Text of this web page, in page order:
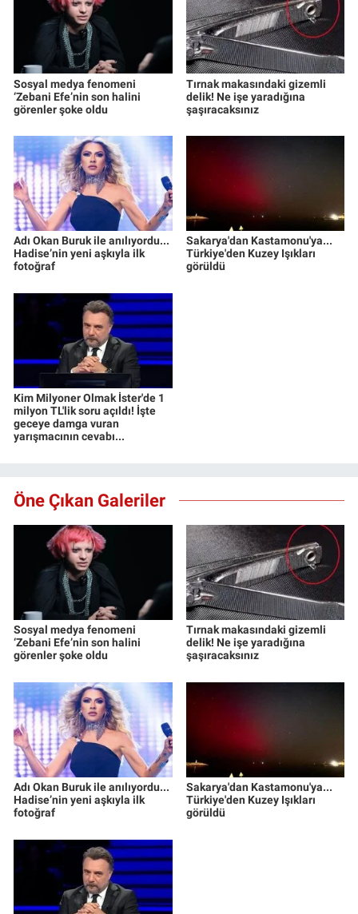
Sosyal medya fenomeni
‘Zebani Efe’nin son halini
görenler şoke oldu
Tırnak makasındaki gizemli
delik! Ne işe yaradığına
şaşıracaksınız
Adı Okan Buruk ile anılıyordu...
Hadise’nin yeni aşkıyla ilk
fotoğraf
Sakarya'dan Kastamonu'ya...
Türkiye'den Kuzey Işıkları
görüldü
Kim Milyoner Olmak İster'de 1
milyon TL'lik soru açıldı! İşte
geceye damga vuran
yarışmacının cevabı...
Öne Çıkan Galeriler
Sosyal medya fenomeni
‘Zebani Efe’nin son halini
görenler şoke oldu
Tırnak makasındaki gizemli
delik! Ne işe yaradığına
şaşıracaksınız
Adı Okan Buruk ile anılıyordu...
Hadise’nin yeni aşkıyla ilk
fotoğraf
Sakarya'dan Kastamonu'ya...
Türkiye'den Kuzey Işıkları
görüldü